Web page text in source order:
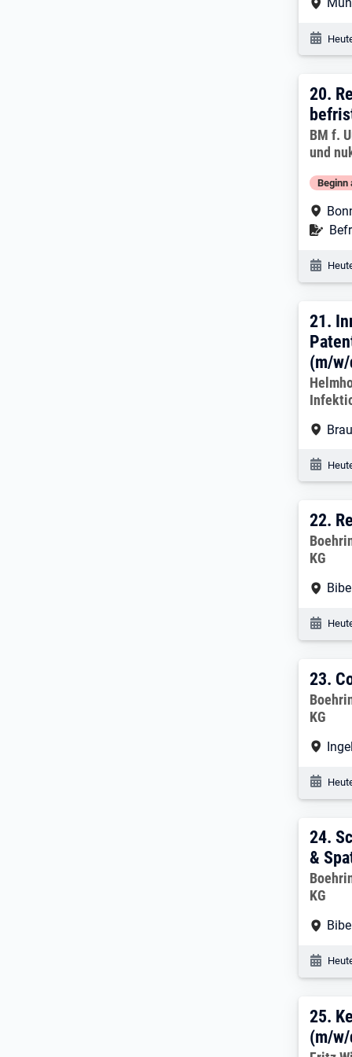
20.
20.
BM f.
und
Beginn
21.
21.
(m/
22.
22.
KG
23.
23.
KG
24.
24.
&
KG
25.
25.
(m/